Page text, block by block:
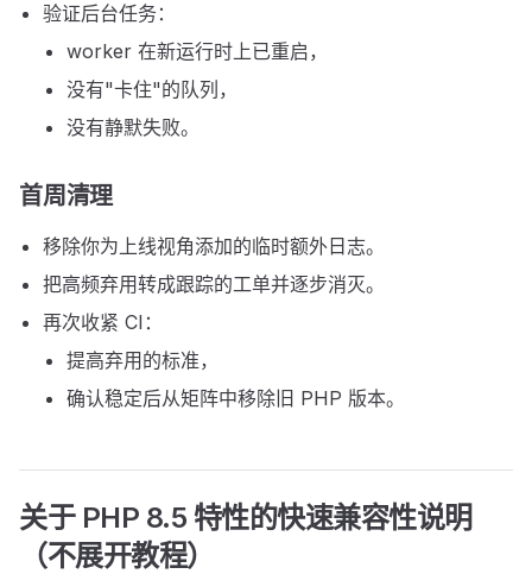
验证后台任务：
worker 在新运行时上已重启，
没有"卡住"的队列，
没有静默失败。
首周清理
移除你为上线视角添加的临时额外日志。
把高频弃用转成跟踪的工单并逐步消灭。
再次收紧 CI：
提高弃用的标准，
确认稳定后从矩阵中移除旧 PHP 版本。
关于 PHP 8.5 特性的快速兼容性说明
（不展开教程）